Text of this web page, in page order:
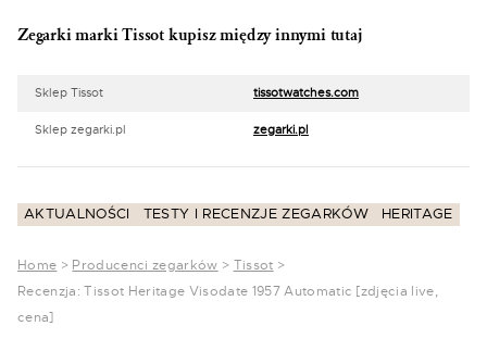
Zegarki marki Tissot kupisz między innymi tutaj
Sklep Tissot tissotwatches.com
Sklep zegarki.pl zegarki.pl
AKTUALNOŚCI TESTY I RECENZJE ZEGARKÓW HERITAGE
Home > Producenci zegarków > Tissot >
Recenzja: Tissot Heritage Visodate 1957 Automatic [zdjęcia live,
cena]